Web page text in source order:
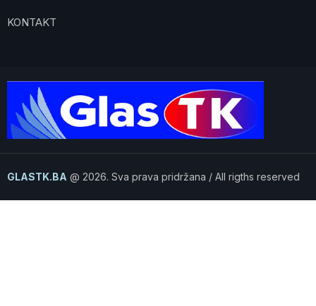
KONTAKT
GLASTK.BA @ 2026. Sva prava pridržana / All rigths reserved